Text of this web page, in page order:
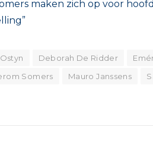
maken zich op voor
Deborah De Ridder
Somers Mauro Janssens